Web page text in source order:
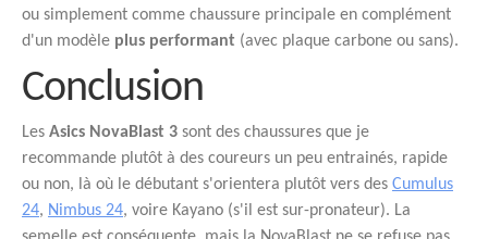
ou simplement comme chaussure principale en complément
d'un modèle plus performant (avec plaque carbone ou sans).
Conclusion
Les Asics NovaBlast 3 sont des chaussures que je
recommande plutôt à des coureurs un peu entrainés, rapide
ou non, là où le débutant s'orientera plutôt vers des Cumulus
24, Nimbus 24, voire Kayano (s'il est sur-pronateur). La